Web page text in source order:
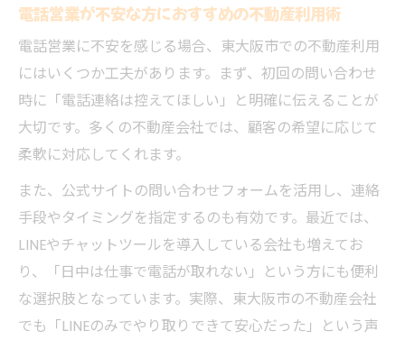
電話営業が不安な方におすすめの不動産利用術
電話営業に不安を感じる場合、東大阪市での不動産利用
にはいくつか工夫があります。まず、初回の問い合わせ
時に「電話連絡は控えてほしい」と明確に伝えることが
大切です。多くの不動産会社では、顧客の希望に応じて
柔軟に対応してくれます。
また、公式サイトの問い合わせフォームを活用し、連絡
手段やタイミングを指定するのも有効です。最近では、
LINEやチャットツールを導入している会社も増えてお
り、「日中は仕事で電話が取れない」という方にも便利
な選択肢となっています。実際、東大阪市の不動産会社
でも「LINEのみでやり取りできて安心だった」という声